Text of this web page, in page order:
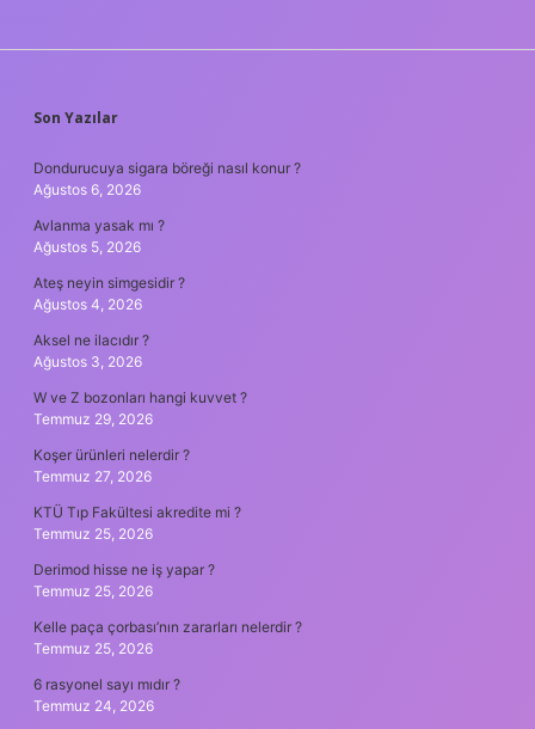
SIDEBAR
Son Yazılar
Dondurucuya sigara böreği nasıl konur ?
Ağustos 6, 2026
Avlanma yasak mı ?
Ağustos 5, 2026
Ateş neyin simgesidir ?
Ağustos 4, 2026
Aksel ne ilacıdır ?
Ağustos 3, 2026
W ve Z bozonları hangi kuvvet ?
Temmuz 29, 2026
Koşer ürünleri nelerdir ?
Temmuz 27, 2026
KTÜ Tıp Fakültesi akredite mi ?
Temmuz 25, 2026
Derimod hisse ne iş yapar ?
Temmuz 25, 2026
Kelle paça çorbası’nın zararları nelerdir ?
Temmuz 25, 2026
6 rasyonel sayı mıdır ?
Temmuz 24, 2026